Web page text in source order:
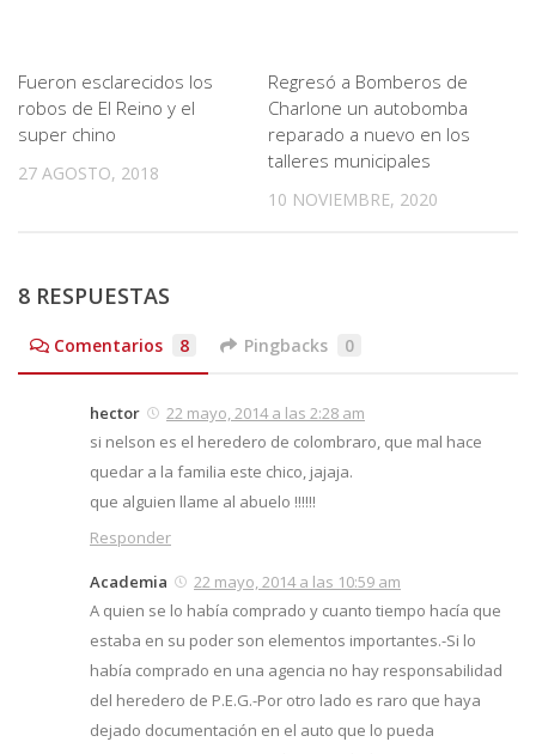
Fueron esclarecidos los
robos de El Reino y el
super chino
27 AGOSTO, 2018
Regresó a Bomberos de
Charlone un autobomba
reparado a nuevo en los
talleres municipales
10 NOVIEMBRE, 2020
8 RESPUESTAS
Comentarios 8 Pingbacks 0
hector
22 mayo, 2014 a las 2:28 am
si nelson es el heredero de colombraro, que mal hace
quedar a la familia este chico, jajaja.
que alguien llame al abuelo !!!!!!
Responder
Academia
22 mayo, 2014 a las 10:59 am
A quien se lo había comprado y cuanto tiempo hacía que
estaba en su poder son elementos importantes.-Si lo
había comprado en una agencia no hay responsabilidad
del heredero de P.E.G.-Por otro lado es raro que haya
dejado documentación en el auto que lo pueda